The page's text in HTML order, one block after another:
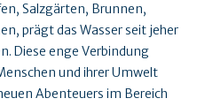
Salzgärten, Brunnen,
prägt das Wasser seit jeher
Diese enge Verbindung
und ihrer Umwelt
Abenteuers im Bereich